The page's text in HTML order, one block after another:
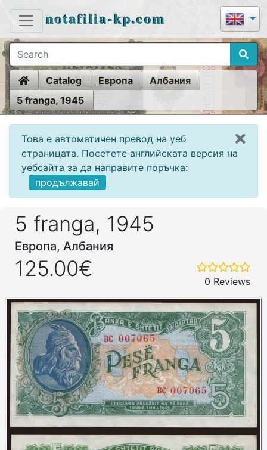
notafilia-kp.com
HomeCatalog Европа
Албания
5 franga, 1945
Това е автоматичен превод на уеб
страницата. Посетете английската версия на
уебсайта за да направите поръчка:
продължавай
5 franga, 1945
Европа, Албания
125.00€
0 Reviews